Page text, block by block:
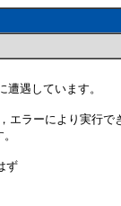
遭遇しています。
エラーにより実行で
ず